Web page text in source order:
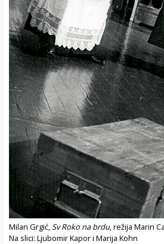
Milan Grgić, Sv Roko na brdu, režija Marin
Na slici: Ljubomir Kapor i Marija Kohn